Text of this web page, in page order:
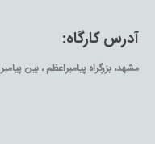
آدرس کارگاه:
مشهد، بزرگراه پیامبراعظم ، بین پیامبر اعظم 63 و 65 جنب